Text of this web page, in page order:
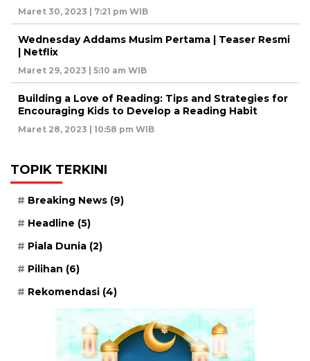
Maret 30, 2023 | 7:21 pm WIB
Wednesday Addams Musim Pertama | Teaser Resmi
| Netflix
Maret 29, 2023 | 5:10 am WIB
Building a Love of Reading: Tips and Strategies for
Encouraging Kids to Develop a Reading Habit
Maret 28, 2023 | 10:58 pm WIB
TOPIK TERKINI
Breaking News (9)
Headline (5)
Piala Dunia (2)
Pilihan (6)
Rekomendasi (4)